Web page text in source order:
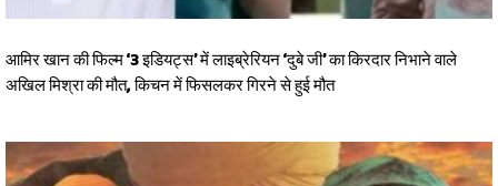
आमिर खान की फिल्म ‘3 इडियट्स’ में लाइब्रेरियन ‘दुबे जी’ का किरदार निभाने वाले
अखिल मिश्रा की मौत, किचन में फिसलकर गिरने से हुई मौत